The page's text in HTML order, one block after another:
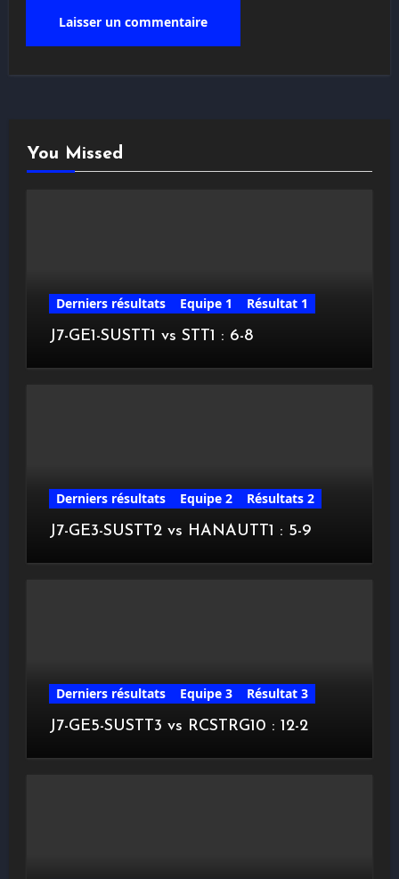
You Missed
Derniers résultats Equipe 1
Résultat 1
J7-GE1-SUSTT1 vs STT1 : 6-8
Derniers résultats Equipe 2
Résultats 2
J7-GE3-SUSTT2 vs HANAUTT1 : 5-9
Derniers résultats Equipe 3
Résultat 3
J7-GE5-SUSTT3 vs RCSTRG10 : 12-2